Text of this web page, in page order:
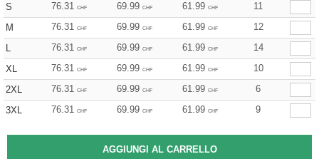
S 76.31 CHF 69.99 CHF 61.99 CHF
11
M
76.31 CHF 69.99 CHF 61.99 CHF
12
L
76.31 CHF 69.99 CHF 61.99 CHF
14
XL
76.31 CHF 69.99 CHF 61.99 CHF
10
2XL
76.31 CHF 69.99 CHF 61.99 CHF
6
3XL
76.31 CHF 69.99 CHF 61.99 CHF 9